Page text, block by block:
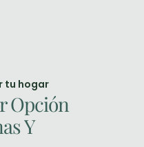
tu hogar
Opción
Y